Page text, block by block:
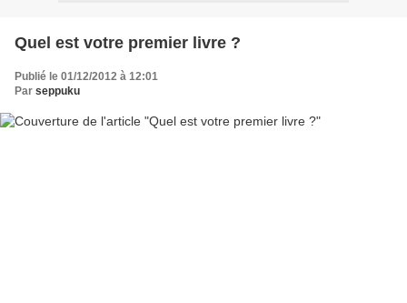
Quel est votre premier livre ?
Publié le 01/12/2012 à 12:01
Par seppuku